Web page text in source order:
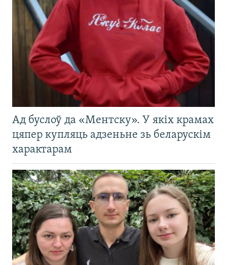
Ад буслоў да «Ментску». У якіх крамах
цяпер купляць адзеньне зь беларускім
характарам